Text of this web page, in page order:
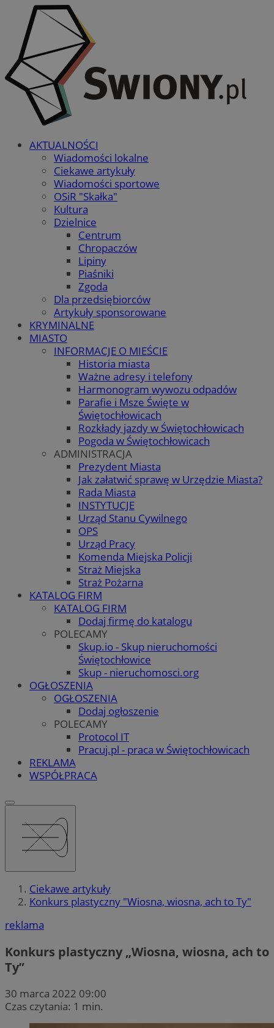
AKTUALNOŚCI
Wiadomości lokalne
Ciekawe artykuły
Wiadomości sportowe
OSiR "Skałka"
Kultura
Dzielnice
Centrum
Chropaczów
Lipiny
Piaśniki
Zgoda
Dla przedsiębiorców
Artykuły sponsorowane
KRYMINALNE
MIASTO
INFORMACJE O MIEŚCIE
Historia miasta
Ważne adresy i telefony
Harmonogram wywozu odpadów
Parafie i Msze Święte w
Świętochłowicach
Rozkłady jazdy w Świętochłowicach
Pogoda w Świętochłowicach
ADMINISTRACJA
Prezydent Miasta
Jak załatwić sprawę w Urzędzie Miasta?
Rada Miasta
INSTYTUCJE
Urząd Stanu Cywilnego
OPS
Urząd Pracy
Komenda Miejska Policji
Straż Miejska
Straż Pożarna
KATALOG FIRM
KATALOG FIRM
Dodaj firmę do katalogu
POLECAMY
Skup.io - Skup nieruchomości
Świętochłowice
Skup - nieruchomosci.org
OGŁOSZENIA
OGŁOSZENIA
Dodaj ogłoszenie
POLECAMY
Protocol IT
Pracuj.pl - praca w Świętochłowicach
REKLAMA
WSPÓŁPRACA
Ciekawe artykuły
Konkurs plastyczny "Wiosna, wiosna, ach to Ty"
reklama
Konkurs plastyczny „Wiosna, wiosna, ach to
Ty”
30 marca 2022 09:00
Czas czytania: 1 min.